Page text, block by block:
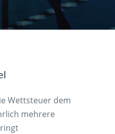
Wettsteuer dem
mehrere